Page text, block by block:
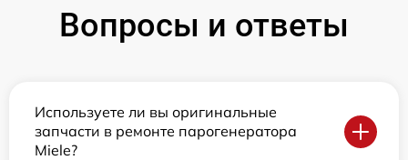
Вопросы и ответы
Используете ли вы оригинальные
запчасти в ремонте парогенератора
Miele?